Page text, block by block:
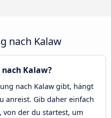
nach Kalaw
Kalaw?
nach Kalaw gibt, hängt
anreist. Gib daher einfach
von der du startest, um